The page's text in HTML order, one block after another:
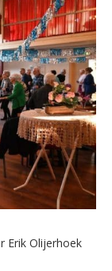
Erik Olijerhoek